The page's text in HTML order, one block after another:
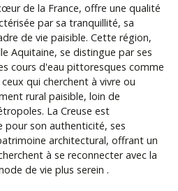
de la France, offre une qualité
par sa tranquillité, sa
de vie paisible. Cette région,
Aquitaine, se distingue par ses
cours d'eau pittoresques comme
qui cherchent à vivre ou
rural paisible, loin de
La Creuse est
pour son authenticité, ses
architectural, offrant un
à se reconnecter avec la
de vie plus serein .